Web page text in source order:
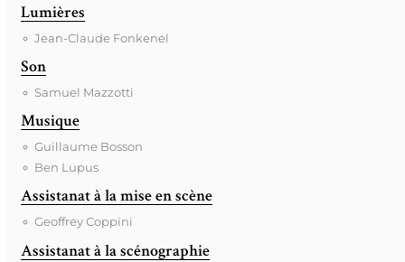
Lumières
Jean-Claude Fonkenel
Son
Samuel Mazzotti
Musique
Guillaume Bosson
Ben Lupus
Assistanat à la mise en scène
Geoffrey Coppini
Assistanat à la scénographie